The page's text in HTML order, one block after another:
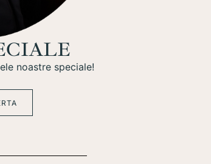
noastre speciale!